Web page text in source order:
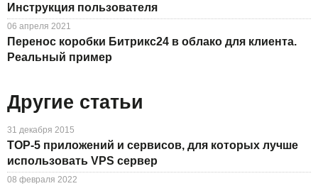
Инструкция пользователя
06 апреля 2021
Перенос коробки Битрикс24 в облако для клиента.
Реальный пример
Другие статьи
31 декабря 2015
TOP-5 приложений и сервисов, для которых лучше
использовать VPS сервер
08 февраля 2022